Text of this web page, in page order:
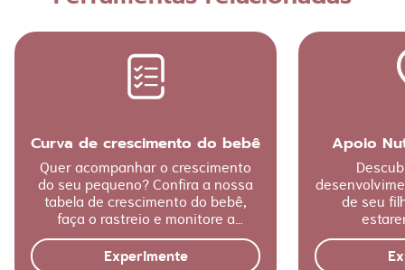
Curva de crescimento do bebê
Quer acompanhar o crescimento
do seu pequeno? Confira a nossa
tabela de crescimento do bebê,
faça o rastreio e monitore a
evolução o tamanho do baby!
Experimente
Apoio
de seu